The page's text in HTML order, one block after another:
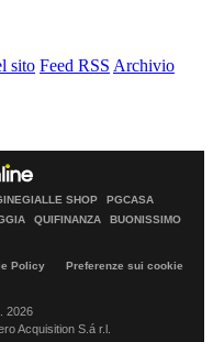
sito Feed RSS Archivio
SHOP
PGCASA
QUIFINANZA
BUONISSIMO
Policy
Preferenze sui cookie
2026
Acquisition S.á r.l.